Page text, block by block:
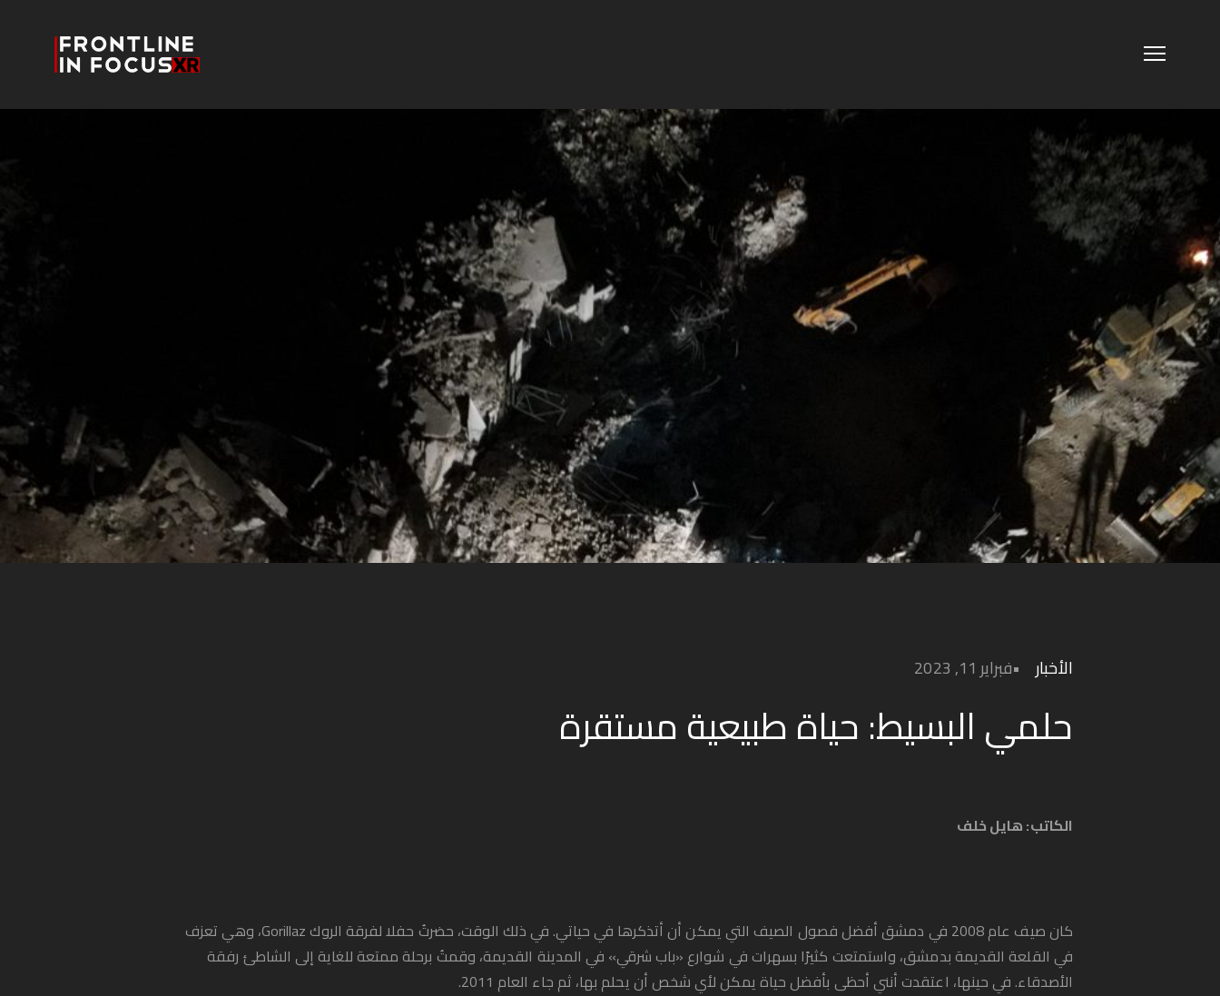
الأخبار فبراير 11, 2023
حلمي البسيط: حياة طبيعية مستقرة
الكاتب: هايل خلف
كان صيف عام 2008 في دمشق أفضل فصول الصيف التي يمكن أن أتذكرها في حياتي. في ذلك الوقت، حضرتُ حفلا لفرقة الروك Gorillaz، وهي تعزف
في القلعة القديمة بدمشق، واستمتعت كثيرًا بسهرات في شوارع «باب شرقي» في المدينة القديمة، وقمتُ برحلة ممتعة للغاية إلى الشاطئ رفقة
الأصدقاء. في حينها، اعتقدت أنني أحظى بأفضل حياة يمكن لأي شخص أن يحلم بها، ثم جاء العام 2011.